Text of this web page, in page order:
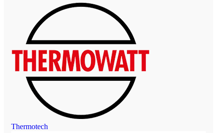
Thermotech